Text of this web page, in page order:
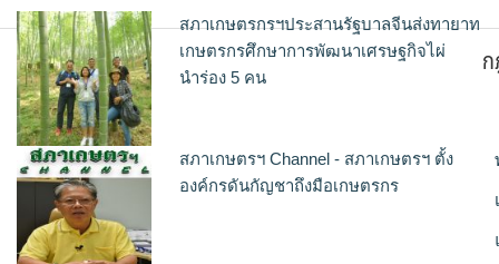
สภาเกษตรกรฯประสานรัฐบาลจีนส่งทายาท
เกษตรกรศึกษาการพัฒนาเศรษฐกิจไผ่
นำร่อง 5 คน
สภาเกษตรฯ Channel - สภาเกษตรฯ ตั้ง
องค์กรดันกัญชาถึงมือเกษตรกร